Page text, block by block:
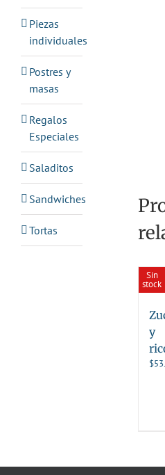
Sin
stock
y
$
Piezas
individuales
Postres y
masas
Regalos
Especiales
Saladitos
Sandwiches
Tortas